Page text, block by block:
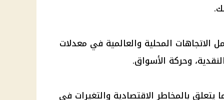
الاتجاهات المحلية والعالمية في معدلات
وحركة الأسواق.
يتعلق بالمخاطر الاقتصادية والتغيرات في